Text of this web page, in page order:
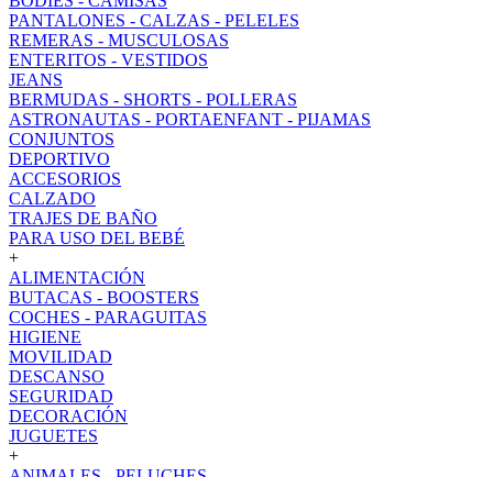
PANTALONES - CALZAS - PELELES
REMERAS - MUSCULOSAS
ENTERITOS - VESTIDOS
JEANS
BERMUDAS - SHORTS - POLLERAS
ASTRONAUTAS - PORTAENFANT - PIJAMAS
CONJUNTOS
DEPORTIVO
ACCESORIOS
CALZADO
TRAJES DE BAÑO
PARA USO DEL BEBÉ
+
ALIMENTACIÓN
BUTACAS - BOOSTERS
COCHES - PARAGUITAS
HIGIENE
MOVILIDAD
DESCANSO
SEGURIDAD
DECORACIÓN
JUGUETES
+